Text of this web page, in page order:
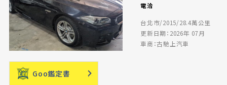
電洽
台北市/2015/28.4萬公里
更新日期：2026年 07月
車商：古馳上汽車
Goo鑑定書